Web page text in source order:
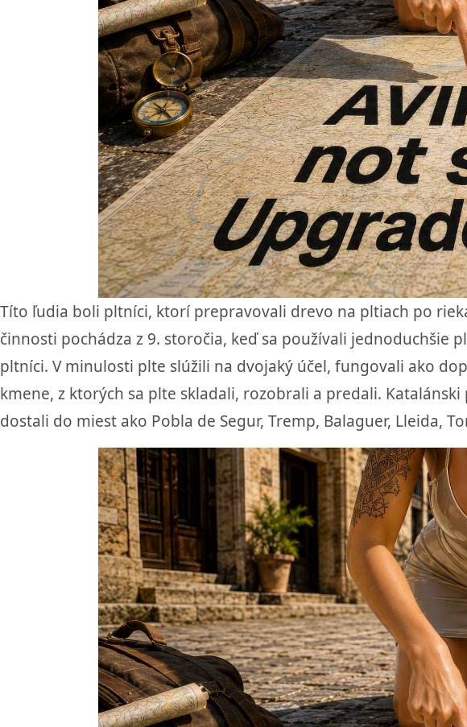
Títo ľudia boli pltníci, ktorí prepravovali drevo na pltiach po
činnosti pochádza z 9. storočia, keď sa používali jednoduchšie
pltníci. V minulosti plte slúžili na dvojaký účel, fungovali ako
kmene, z ktorých sa plte skladali, rozobrali a predali.
dostali do miest ako Pobla de Segur, Tremp, Balaguer, Lleida,